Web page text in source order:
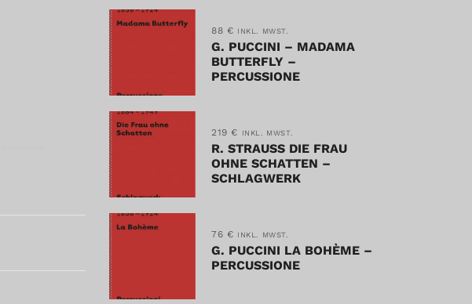
88 € INKL. MWST.
G. PUCCINI – MADAMA
BUTTERFLY –
PERCUSSIONE
219 € INKL. MWST.
R. STRAUSS DIE FRAU
OHNE SCHATTEN –
SCHLAGWERK
76 € INKL. MWST.
G. PUCCINI LA BOHÈME –
PERCUSSIONE